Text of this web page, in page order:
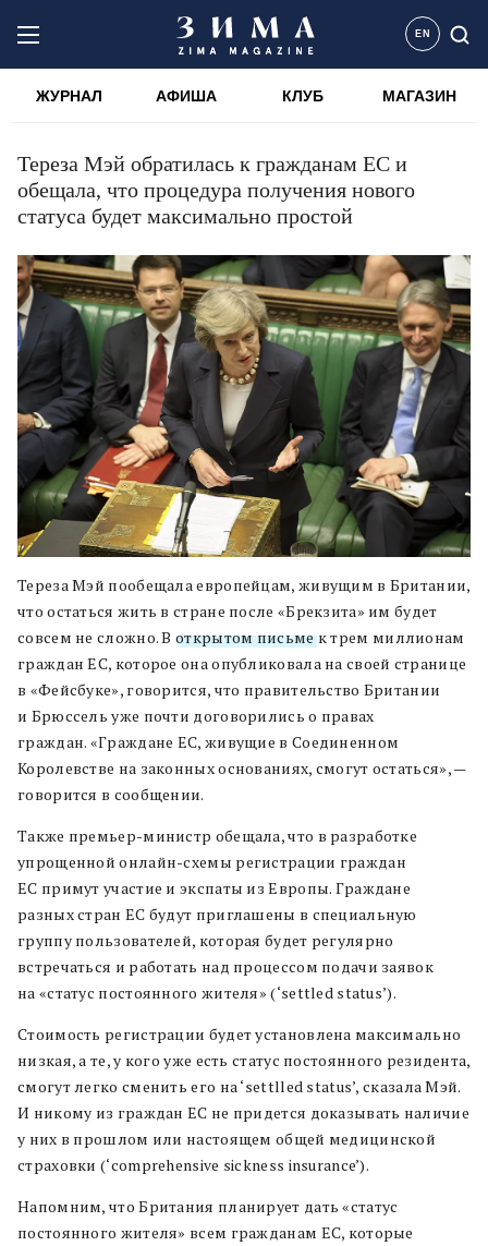
EN
ЖУРНАЛ АФИША КЛУБ МАГАЗИН
Тереза Мэй обратилась к гражданам ЕС и
обещала, что процедура получения нового
статуса будет максимально простой
Тереза Мэй пообещала европейцам, живущим в Британии,
что остаться жить в стране после «Брекзита» им будет
совсем не сложно. Воткрытом письмек трем миллионам
граждан ЕС, которое она опубликовала на своей странице
в «Фейсбуке», говорится, что правительство Британии
и Брюссель уже почти договорились о правах
граждан. «Граждане ЕС, живущие в Соединенном
Королевстве на законных основаниях, смогут остаться», —
говорится в сообщении.
Также премьер-министр обещала, что в разработке
упрощенной онлайн-схемы регистрации граждан
ЕС примут участие и экспаты из Европы. Граждане
разных стран ЕС будут приглашены в специальную
группу пользователей, которая будет регулярно
встречаться и работать над процессом подачи заявок
на «статус постоянного жителя» (‘settled status’).
Стоимость регистрации будет установлена максимально
низкая, а те, у кого уже есть статус постоянного резидента,
смогут легко сменить его на ‘settlled status’, сказала Мэй.
И никому из граждан ЕС не придется доказывать наличие
у них в прошлом или настоящем общей медицинской
страховки (‘comprehensive sickness insurance’).
Напомним, что Британия планирует дать «статус
постоянного жителя» всем гражданам ЕС, которые